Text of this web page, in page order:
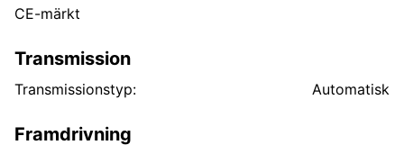
CE-märkt
Transmission
Transmissionstyp: Automatisk
Framdrivning